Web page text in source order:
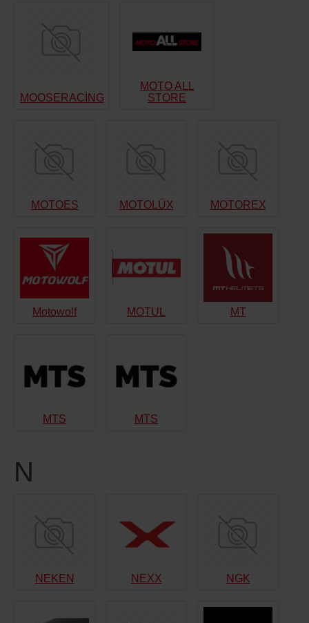
MOOSERACİNG
MOTO ALL
STORE
MOTOES MOTOLÜX MOTOREX
Motowolf MOTUL MT
MTS MTS
N
NEKEN NEXX NGK